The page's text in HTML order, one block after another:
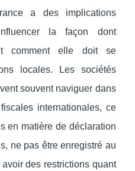
a des implications
la façon dont
comment elle doit se
locales. Les sociétés
souvent naviguer dans
internationales, ce
en matière de déclaration
ne pas être enregistré au
des restrictions quant